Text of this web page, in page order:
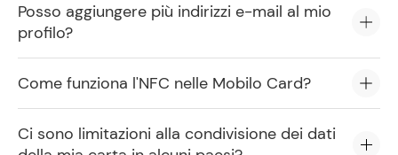
Posso aggiungere più indirizzi e-mail al mio
profilo?
Come funziona l'NFC nelle Mobilo Card?
Ci sono limitazioni alla condivisione dei dati